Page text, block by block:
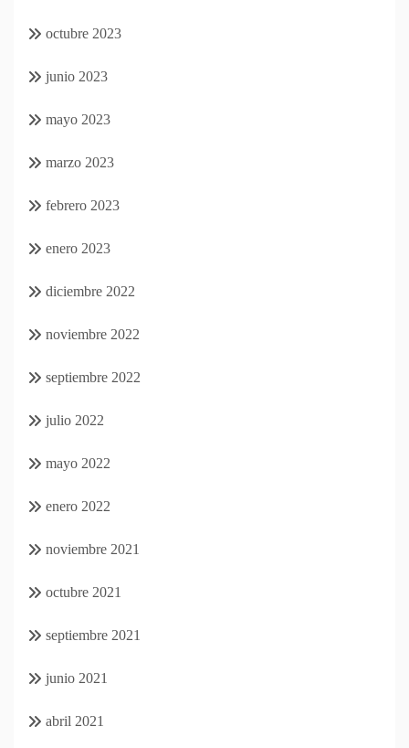
octubre 2023
junio 2023
mayo 2023
marzo 2023
febrero 2023
enero 2023
diciembre 2022
noviembre 2022
septiembre 2022
julio 2022
mayo 2022
enero 2022
noviembre 2021
octubre 2021
septiembre 2021
junio 2021
abril 2021